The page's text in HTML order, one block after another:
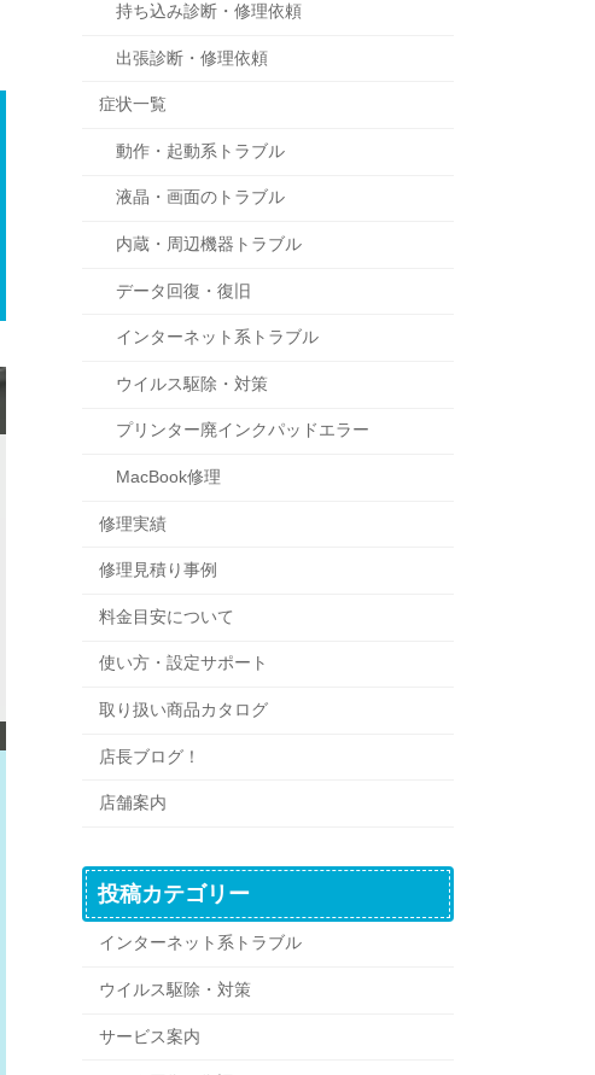
持ち込み診断・修理依頼
出張診断・修理依頼
症状一覧
動作・起動系トラブル
液晶・画面のトラブル
内蔵・周辺機器トラブル
データ回復・復旧
インターネット系トラブル
ウイルス駆除・対策
プリンター廃インクパッドエラー
MacBook修理
修理実績
修理見積り事例
料金目安について
使い方・設定サポート
取り扱い商品カタログ
店長ブログ！
店舗案内
投稿カテゴリー
インターネット系トラブル
ウイルス駆除・対策
サービス案内